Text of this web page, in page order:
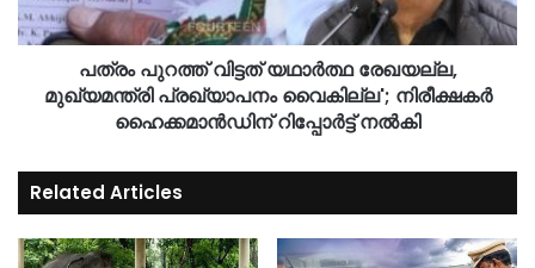
പത്രം പുറത്ത് വിട്ടത് യഥാർത്ഥ രേഖയല്ല,
മുഖ്യമന്ത്രി പ്രഖ്യാപനം വൈകില്ല'; നിരീക്ഷകർ
ഹൈക്കമാൻഡിന് റിപ്പോർട്ട് നൽകി
Related Articles